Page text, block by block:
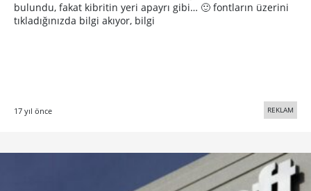
bulundu, fakat kibritin yeri apayrı gibi… 🙂 fontların üzerini
tıkladığınızda bilgi akıyor, bilgi
17 yıl önce REKLAM